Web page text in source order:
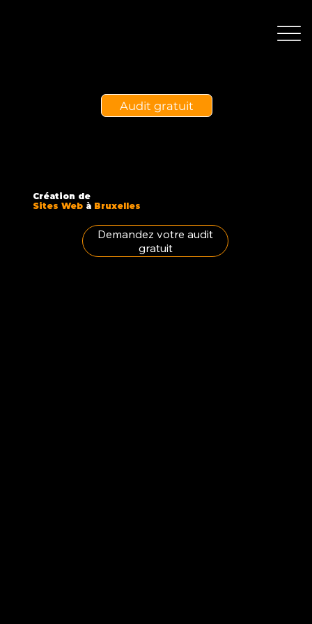
Audit gratuit
Création de
Sites Web à Bruxelles
Demandez votre audit
gratuit